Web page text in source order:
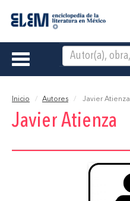
Toggle
Inicio Autores Javier Atienza
Javier Atienza